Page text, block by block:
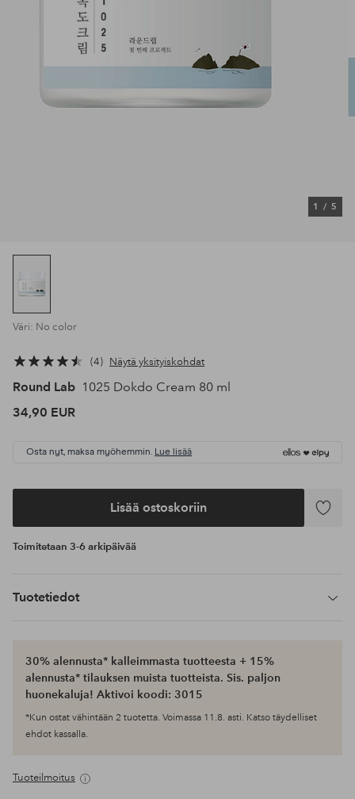
1 / 5
Väri: No color
4 Näytä yksityiskohdat
Round Lab 1025 Dokdo Cream 80 ml
34,90 EUR
Osta nyt, maksa myöhemmin. Lue lisää
Lisää ostoskoriin
Lisää
Toimitetaan 3-6 arkipäivää
Tuotetiedot
30% alennusta* kalleimmasta tuotteesta + 15%
alennusta* tilauksen muista tuotteista. Sis. paljon
huonekaluja! Aktivoi koodi: 3015
*Kun ostat vähintään 2 tuotetta. Voimassa 11.8. asti. Katso täydelliset
ehdot kassalla.
Tuoteilmoitus